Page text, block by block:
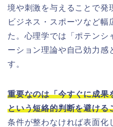
境や刺激を与えることで発
ビジネス・スポーツなど幅
た。心理学では「ポテンシ
ーション理論や自己効力感
す。
重要なのは「今すぐに成果
という短絡的判断を避ける
条件が整わなければ表面化